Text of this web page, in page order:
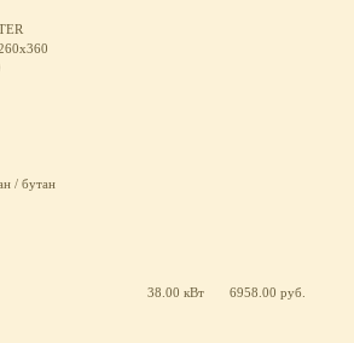
/ бутан
38.00 кВт 6958.00 руб.